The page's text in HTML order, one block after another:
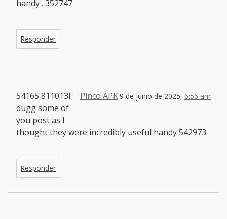
handy . 352747
Responder
Pinco APK9 de junio de 2025, 6:56 am
54165 811013I
dugg some of
you post as I
thought they were incredibly useful handy 542973
Responder